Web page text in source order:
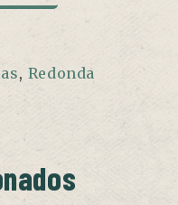
, Redonda